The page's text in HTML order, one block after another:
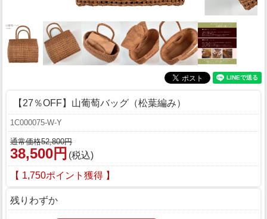
【27％OFF】山葡萄バッグ（松葉編み）
1C000075-W-Y
通常価格52,800円
38,500円 (税込)
【 1,750ポイント獲得 】
残りわずか